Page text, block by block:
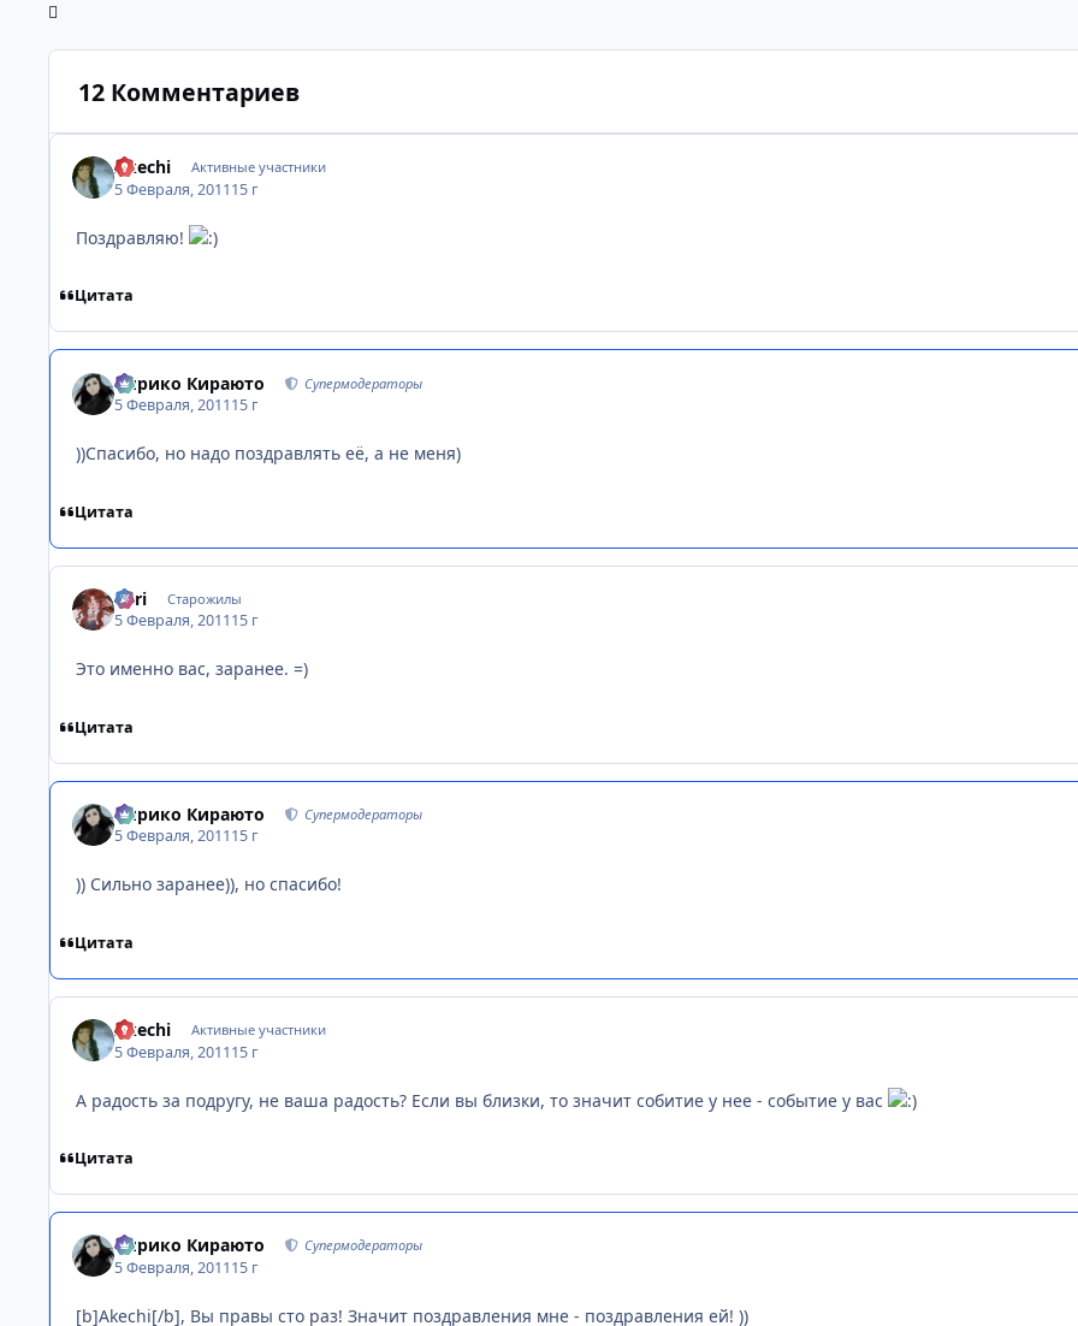
12 Комментариев
Akechi Активные участники
5 Февраля, 201115 г
Поздравляю!
Цитата
Кирико Кираюто Супермодераторы
5 Февраля, 201115 г
))Спасибо, но надо поздравлять её, а не меня)
Цитата
Tоri Старожилы
5 Февраля, 201115 г
Это именно вас, заранее. =)
Цитата
Кирико Кираюто Супермодераторы
5 Февраля, 201115 г
)) Сильно заранее)), но спасибо!
Цитата
Akechi Активные участники
5 Февраля, 201115 г
А радость за подругу, не ваша радость? Если вы близки, то значит собитие у нее - событие у вас
Цитата
Кирико Кираюто Супермодераторы
5 Февраля, 201115 г
[b]Akechi[/b], Вы правы сто раз! Значит поздравления мне - поздравления ей! ))